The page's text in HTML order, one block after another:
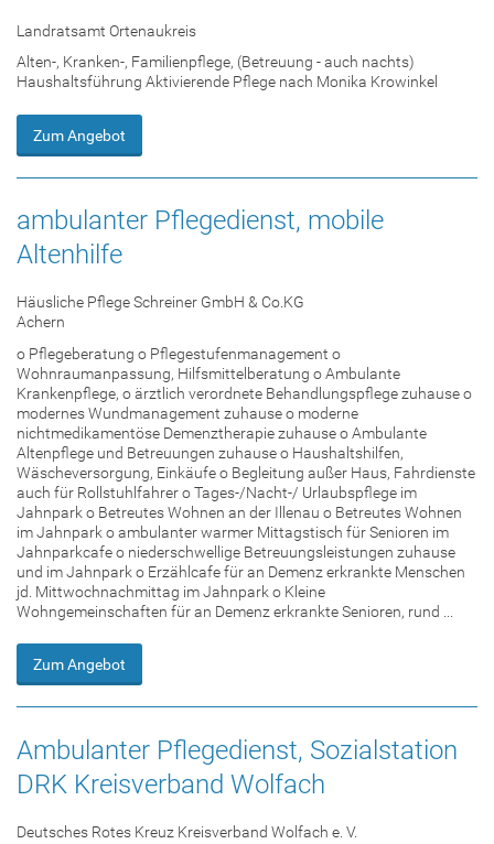
Landratsamt Ortenaukreis
Alten-, Kranken-, Familienpflege, (Betreuung - auch nachts)
Haushaltsführung Aktivierende Pflege nach Monika Krowinkel
Zum Angebot
ambulanter Pflegedienst, mobile
Altenhilfe
Häusliche Pflege Schreiner GmbH & Co.KG
Achern
o Pflegeberatung o Pflegestufenmanagement o
Wohnraumanpassung, Hilfsmittelberatung o Ambulante
Krankenpflege, o ärztlich verordnete Behandlungspflege zuhause o
modernes Wundmanagement zuhause o moderne
nichtmedikamentöse Demenztherapie zuhause o Ambulante
Altenpflege und Betreuungen zuhause o Haushaltshilfen,
Wäscheversorgung, Einkäufe o Begleitung außer Haus, Fahrdienste
auch für Rollstuhlfahrer o Tages-/Nacht-/ Urlaubspflege im
Jahnpark o Betreutes Wohnen an der Illenau o Betreutes Wohnen
im Jahnpark o ambulanter warmer Mittagstisch für Senioren im
Jahnparkcafe o niederschwellige Betreuungsleistungen zuhause
und im Jahnpark o Erzählcafe für an Demenz erkrankte Menschen
jd. Mittwochnachmittag im Jahnpark o Kleine
Wohngemeinschaften für an Demenz erkrankte Senioren, rund ...
Zum Angebot
Ambulanter Pflegedienst, Sozialstation
DRK Kreisverband Wolfach
Deutsches Rotes Kreuz Kreisverband Wolfach e. V.